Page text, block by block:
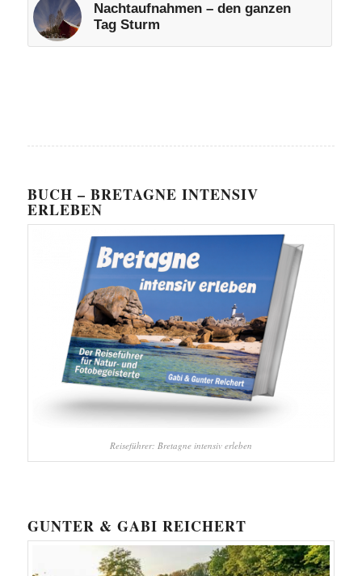
Nachtaufnahmen – den ganzen
Tag Sturm
BUCH – BRETAGNE INTENSIV
ERLEBEN
Reiseführer: Bretagne intensiv erleben
GUNTER & GABI REICHERT